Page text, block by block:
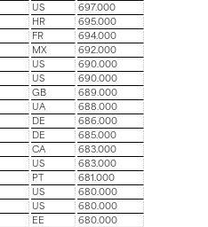
US
697.000
HR
695.000
FR
694.000
MX
692.000
US
690.000
US
690.000
GB
689.000
UA
688.000
DE
686.000
DE
685.000
CA
683.000
US
683.000
PT
681.000
US
680.000
US
680.000
EE
680.000